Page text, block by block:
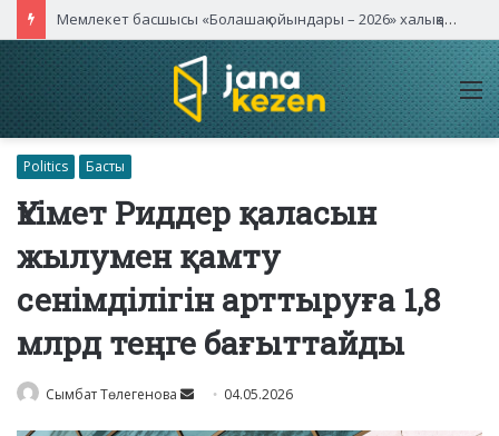
Мемлекет басшысы «Болашақ ойындары – 2026» халықаралық турнирінің ашылу салтанатына қатысты
Politics Басты
Үкімет Риддер қаласын
жылумен қамту
сенімділігін арттыруға 1,8
млрд теңге бағыттайды
Сымбат Төлегенова
Send 04.05.2026